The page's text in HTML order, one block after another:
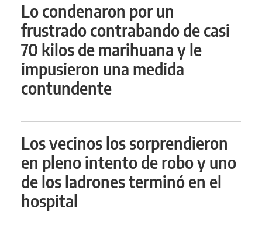
Lo condenaron por un
frustrado contrabando de casi
70 kilos de marihuana y le
impusieron una medida
contundente
Los vecinos los sorprendieron
en pleno intento de robo y uno
de los ladrones terminó en el
hospital